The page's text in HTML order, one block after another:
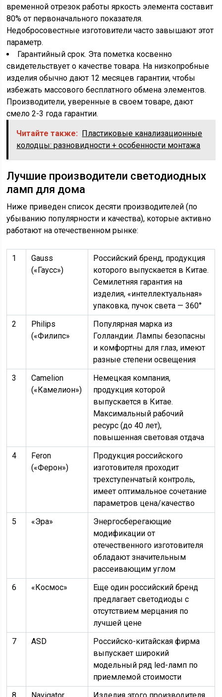
временной отрезок работы яркость элемента составит
80% от первоначального показателя.
Недобросовестные изготовители часто завышают этот
параметр.
Гарантийный срок. Эта пометка косвенно
свидетельствует о качестве товара. На низкопробные
изделия обычно дают 12 месяцев гарантии, чтобы
избежать массового бесплатного обмена элементов.
Производители, уверенные в своем товаре, дают
смело 2-3 года гарантии.
Читайте также: Пластиковые канализационные
колодцы: разновидности + особенности монтажа
Лучшие производители светодиодных
ламп для дома
Ниже приведен список десяти производителей (по
убыванию популярности и качества), которые активно
работают на отечественном рынке:
1
Gauss
(«Гаусс»)
Российский бренд, продукция
которого выпускается в Китае.
Семилетняя гарантия на
изделия, «интеллектуальная»
упаковка, пучок света — 360°
2
Philips
(«Филипс»
Популярная марка из
Голландии. Лампы безопасны
и комфортны для глаз, имеют
разные степени освещения
3
Camelion
(«Камелион»)
Немецкая компания,
продукция которой
выпускается в Китае.
Максимальный рабочий
ресурс (до 40 лет),
повышенная световая отдача
4
Feron
(«Ферон»)
Продукция российского
изготовителя проходит
трехступенчатый контроль,
имеет оптимальное сочетание
параметров цена/качество
5
«Эра»
Энергосберегающие
модификации от
отечественного изготовителя
обладают значительным
рассеивающим углом
6
«Космос»
Еще один российский бренд
предлагает светодиоды с
отсутствием мерцания по
лучшей цене
7
ASD
Российско-китайская фирма
выпускает широкий
модельный ряд led-ламп по
приемлемой стоимости